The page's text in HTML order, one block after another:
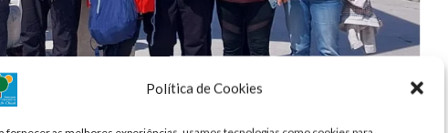
Política de Cookies